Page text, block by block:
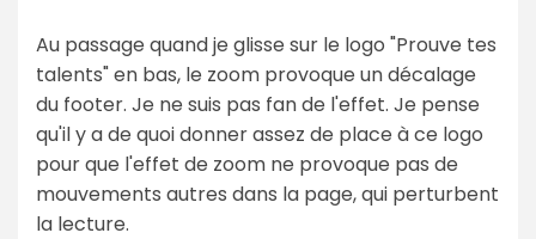
Au passage quand je glisse sur le logo "Prouve tes
talents" en bas, le zoom provoque un décalage
du footer. Je ne suis pas fan de l'effet. Je pense
qu'il y a de quoi donner assez de place à ce logo
pour que l'effet de zoom ne provoque pas de
mouvements autres dans la page, qui perturbent
la lecture.